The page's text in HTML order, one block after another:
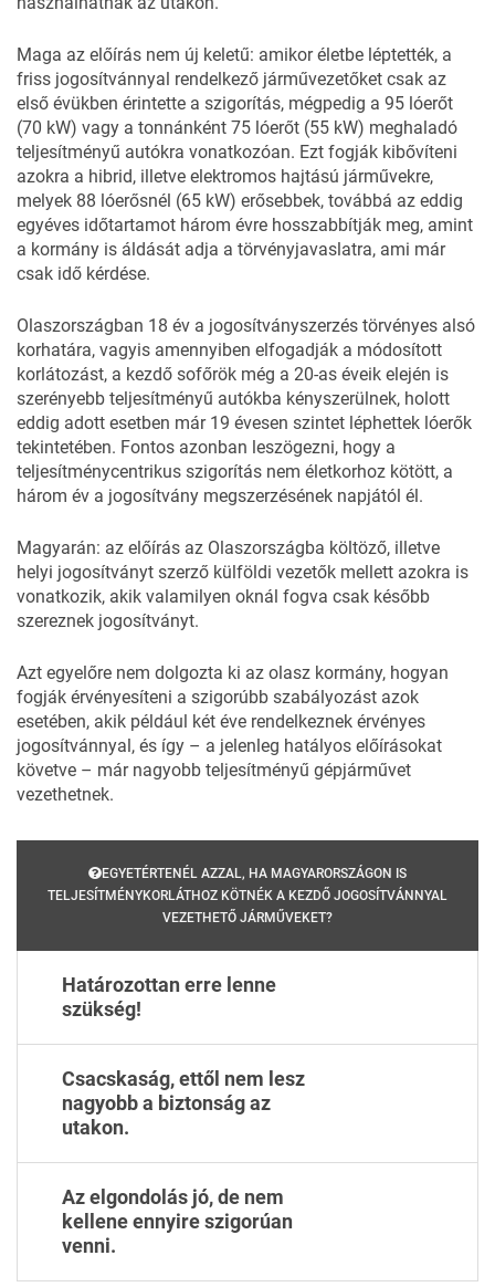
Maga az előírás nem új keletű: amikor életbe léptették, a
friss jogosítvánnyal rendelkező járművezetőket csak az
első évükben érintette a szigorítás, mégpedig a 95 lóerőt
(70 kW) vagy a tonnánként 75 lóerőt (55 kW) meghaladó
teljesítményű autókra vonatkozóan. Ezt fogják kibővíteni
azokra a hibrid, illetve elektromos hajtású járművekre,
melyek 88 lóerősnél (65 kW) erősebbek, továbbá az eddig
egyéves időtartamot három évre hosszabbítják meg, amint
a kormány is áldását adja a törvényjavaslatra, ami már
csak idő kérdése.
Olaszországban 18 év a jogosítványszerzés törvényes alsó
korhatára, vagyis amennyiben elfogadják a módosított
korlátozást, a kezdő sofőrök még a 20-as éveik elején is
szerényebb teljesítményű autókba kényszerülnek, holott
eddig adott esetben már 19 évesen szintet léphettek lóerők
tekintetében. Fontos azonban leszögezni, hogy a
teljesítménycentrikus szigorítás nem életkorhoz kötött, a
három év a jogosítvány megszerzésének napjától él.
Magyarán: az előírás az Olaszországba költöző, illetve
helyi jogosítványt szerző külföldi vezetők mellett azokra is
vonatkozik, akik valamilyen oknál fogva csak később
szereznek jogosítványt.
Azt egyelőre nem dolgozta ki az olasz kormány, hogyan
fogják érvényesíteni a szigorúbb szabályozást azok
esetében, akik például két éve rendelkeznek érvényes
jogosítvánnyal, és így – a jelenleg hatályos előírásokat
követve – már nagyobb teljesítményű gépjárművet
vezethetnek.
EGYETÉRTENÉL AZZAL, HA MAGYARORSZÁGON IS
TELJESÍTMÉNYKORLÁTHOZ KÖTNÉK A KEZDŐ JOGOSÍTVÁNNYAL
VEZETHETŐ JÁRMŰVEKET?
Határozottan erre lenne
szükség!
Csacskaság, ettől nem lesz
nagyobb a biztonság az
utakon.
Az elgondolás jó, de nem
kellene ennyire szigorúan
venni.